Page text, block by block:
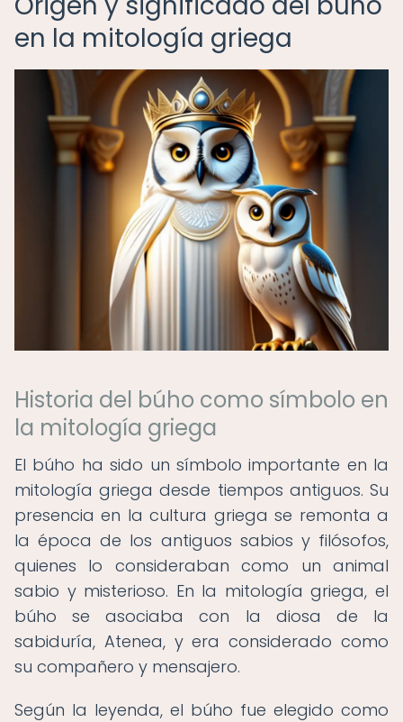
en la mitología griega
Historia del búho como símbolo en
la mitología griega
El búho ha sido un símbolo importante en la
mitología griega desde tiempos antiguos. Su
presencia en la cultura griega se remonta a
la época de los antiguos sabios y filósofos,
quienes lo consideraban como un animal
sabio y misterioso. En la mitología griega, el
búho se asociaba con la diosa de la
sabiduría, Atenea, y era considerado como
su compañero y mensajero.
Según la leyenda, el búho fue elegido como